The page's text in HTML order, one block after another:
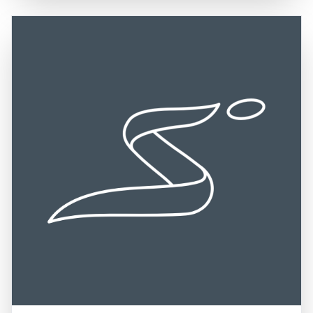
Der Sognefjord hat eine reiche Geschichte, die bis in die
Kultur zu entdecken und die herzliche Gastfreundschaft
der Einheimischen zu genießen. Die Kombination aus
beeindruckenden Landschaften, vielfältigen
Freizeitmöglichkeiten und der Möglichkeit, die Kultur und
Geschichte der Region zu erkunden, macht den
Sognefjord zu einem unverzichtbaren Ziel für Reisende.
beeindruckenden Natur, den vielfältigen
Freizeitmöglichkeiten und der Möglichkeit, die Kultur und
Geschichte der Region zu erleben, macht den Sognefjord
zu einem unverzichtbaren Ziel für Reisende, die die
Schönheit und Vielfalt dieser einzigartigen norwegischen
Landschaft entdecken möchten.